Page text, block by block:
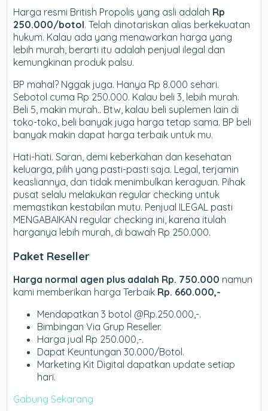
Harga resmi British Propolis yang asli adalah Rp
250.000/botol. Telah dinotariskan alias berkekuatan
hukum. Kalau ada yang menawarkan harga yang
lebih murah, berarti itu adalah penjual ilegal dan
kemungkinan produk palsu.
BP mahal? Nggak juga. Hanya Rp 8.000 sehari.
Sebotol cuma Rp 250.000. Kalau beli 3, lebih murah.
Beli 5, makin murah.. Btw, kalau beli suplemen lain di
toko-toko, beli banyak juga harga tetap sama. BP beli
banyak makin dapat harga terbaik untuk mu.
Hati-hati. Saran, demi keberkahan dan kesehatan
keluarga, pilih yang pasti-pasti saja. Legal, terjamin
keasliannya, dan tidak menimbulkan keraguan. Pihak
pusat selalu melakukan regular checking untuk
memastikan kestabilan mutu. Penjual ILEGAL pasti
MENGABAIKAN regular checking ini, karena itulah
harganya lebih murah, di bawah Rp 250.000.
Paket Reseller
Harga normal agen plus adalah Rp. 750.000 namun
kami memberikan harga Terbaik Rp. 660.000,-
Mendapatkan 3 botol @Rp.250.000,-.
Bimbingan Via Grup Reseller.
Harga jual Rp 250.000,-.
Dapat Keuntungan 30.000/Botol.
Marketing Kit Digital dapatkan update setiap
hari.
Gabung Sekarang